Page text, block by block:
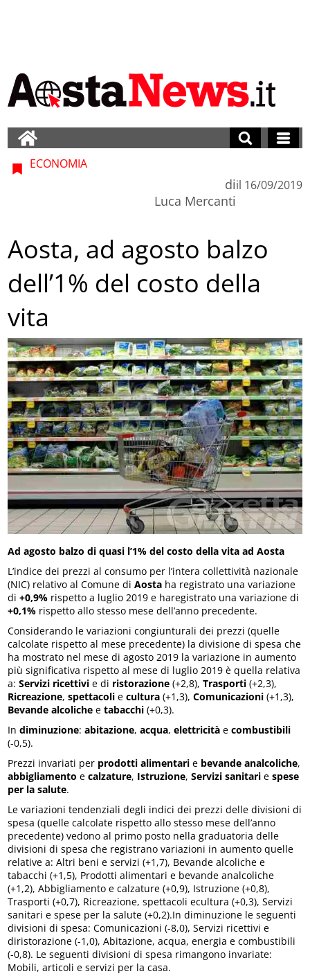
ECONOMIA
di
Luca Mercanti
il 16/09/2019
Aosta, ad agosto balzo
dell’1% del costo della
vita
Ad agosto balzo di quasi l’1% del costo della vita ad Aosta
L’indice dei prezzi al consumo per l’intera collettività nazionale
(NIC) relativo al Comune diAosta ha registrato una variazione
di+0,9% rispetto a luglio 2019 e haregistrato una variazione di
+0,1% rispetto allo stesso mese dell’anno precedente.
Considerando le variazioni congiunturali dei prezzi (quelle
calcolate rispetto al mese precedente) la divisione di spesa che
ha mostrato nel mese di agosto 2019 la variazione in aumento
più significativa rispetto al mese di luglio 2019 è quella relativa
a:Servizi ricettivi e di ristorazione (+2,8),Trasporti (+2,3),
Ricreazione,spettacoli ecultura (+1,3),Comunicazioni (+1,3),
Bevande alcoliche e tabacchi (+0,3).
Indiminuzione:abitazione,acqua,elettricità ecombustibili
(-0,5).
Prezzi invariati per prodotti alimentari e bevande analcoliche,
abbigliamento ecalzature, Istruzione,Servizi sanitari espese
per la salute.
Le variazioni tendenziali degli indici dei prezzi delle divisioni di
spesa (quelle calcolate rispetto allo stesso mese dell’anno
precedente) vedono al primo posto nella graduatoria delle
divisioni di spesa che registrano variazioni in aumento quelle
relative a: Altri beni e servizi (+1,7), Bevande alcoliche e
tabacchi (+1,5), Prodotti alimentari e bevande analcoliche
(+1,2), Abbigliamento e calzature (+0,9), Istruzione (+0,8),
Trasporti (+0,7), Ricreazione, spettacoli ecultura (+0,3), Servizi
sanitari e spese per la salute (+0,2).In diminuzione le seguenti
divisioni di spesa: Comunicazioni (-8,0), Servizi ricettivi e
diristorazione (-1,0), Abitazione, acqua, energia e combustibili
(-0,8). Le seguenti divisioni di spesa rimangono invariate:
Mobili, articoli e servizi per la casa.